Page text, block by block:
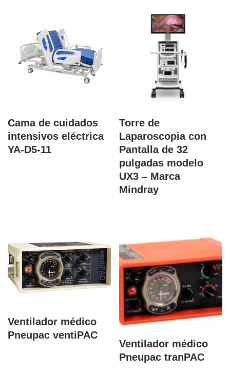
Cama de cuidados
intensivos eléctrica
YA-D5-11
Torre de
Laparoscopia con
Pantalla de 32
pulgadas modelo
UX3 – Marca
Mindray
Ventilador médico
Pneupac ventiPAC
Ventilador médico
Pneupac tranPAC